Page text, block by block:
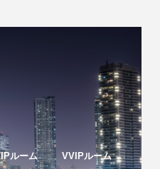
ルーム
VVIPルーム